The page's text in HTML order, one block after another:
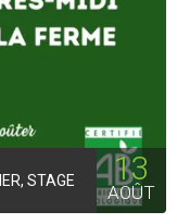
STAGE 13
AOÛT